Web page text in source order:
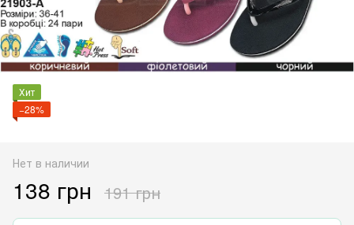
Хит
−28%
Нет в наличии
138 грн 191 грн